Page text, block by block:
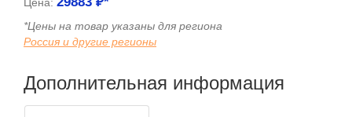
*Цены на товар указаны для региона
Россия и другие регионы
Дополнительная информация